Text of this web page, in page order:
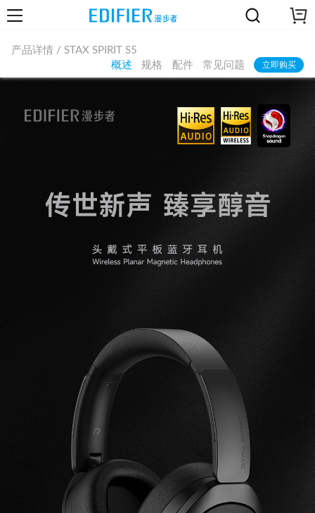
产品详情 / STAX SPIRIT S5
概述
规格 配件 常见问题 立即购买